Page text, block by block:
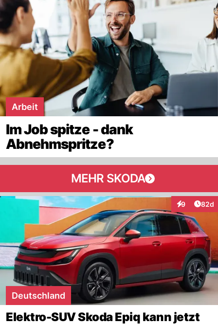
Arbeit
Im Job spitze - dank
Abnehmspritze?
MEHR SKODA
9
Interaktionen
82d
Deutschland
Elektro-SUV Skoda Epiq kann jetzt